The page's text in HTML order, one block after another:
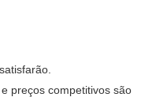
preços competitivos são